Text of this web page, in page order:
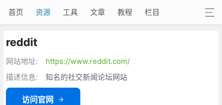
首页 资源 工具 文章 教程 栏目
reddit
网站地址:
https://www.reddit.com/
描述信息:
知名的社交新闻论坛网站
访问官网